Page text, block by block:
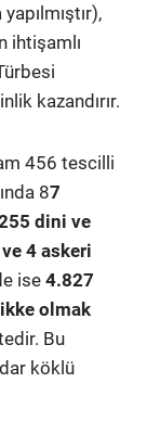
ihtişamlı
kazandırır.
456 tescilli
87
dini ve
4 askeri
ise 4.827
olmak
Bu
köklü